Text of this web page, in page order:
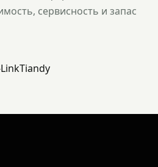
сервисность и запас
Tiandy